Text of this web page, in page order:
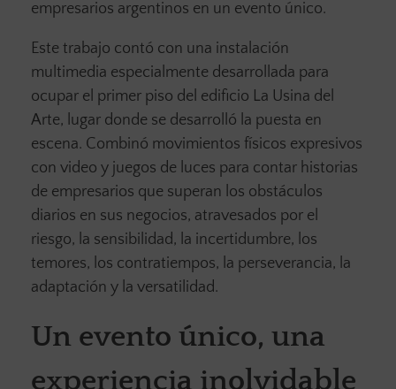
empresarios argentinos en un evento único.
Este trabajo contó con una instalación
multimedia especialmente desarrollada para
ocupar el primer piso del edificio La Usina del
Arte, lugar donde se desarrolló la puesta en
escena. Combinó movimientos físicos expresivos
con video y juegos de luces para contar historias
de empresarios que superan los obstáculos
diarios en sus negocios, atravesados por el
riesgo, la sensibilidad, la incertidumbre, los
temores, los contratiempos, la perseverancia, la
adaptación y la versatilidad.
Un evento único, una
experiencia inolvidable